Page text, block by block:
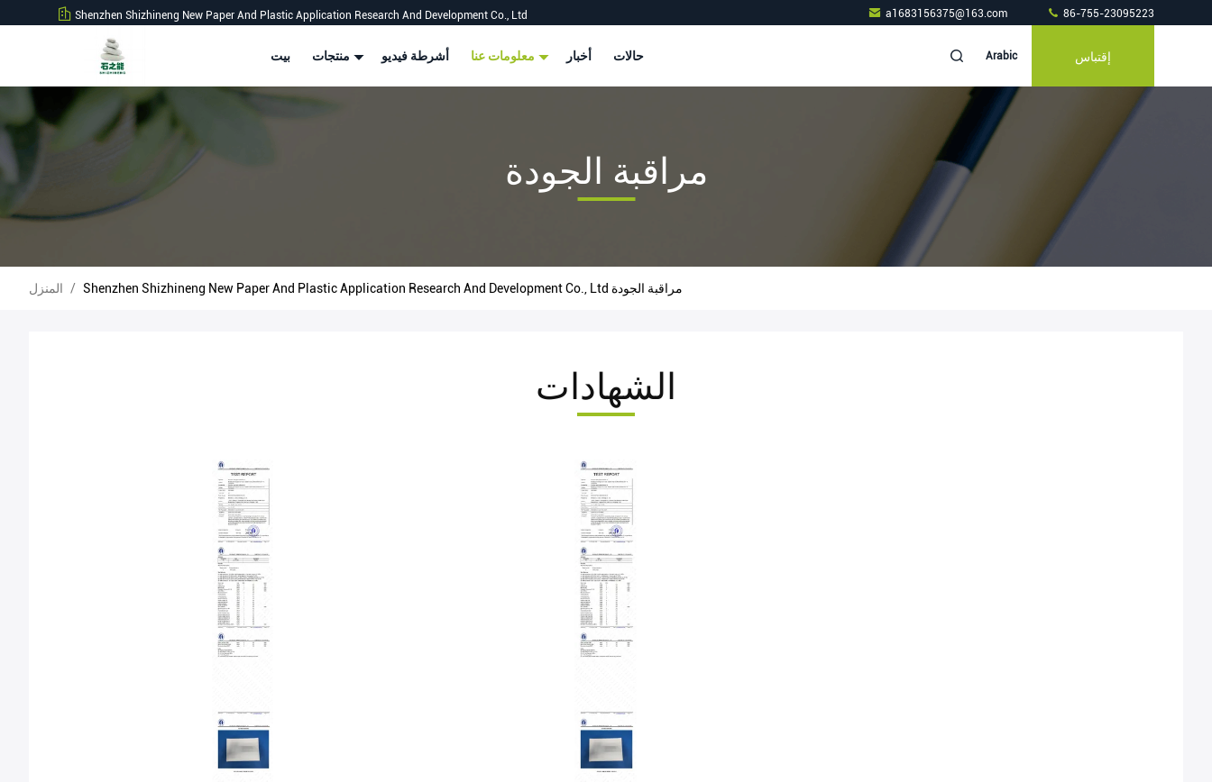
Shenzhen Shizhineng New Paper And Plastic Application Research And Development Co., Ltd a1683156375@163.com 86-755-23095223
بيت أشرطة فيديو أخبار حالات Arabic إقتباس
مراقبة الجودة
المنزل / Shenzhen Shizhineng New Paper And Plastic Application Research And Development Co., Ltd مراقبة الجودة
الشهادات